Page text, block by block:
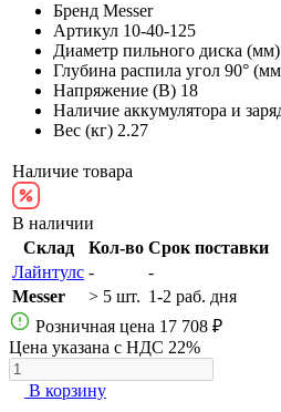
Бренд Messer
Артикул 10-40-125
Диаметр пильного диска (мм)
Глубина распила угол 90°
Напряжение (В) 18
Наличие аккумулятора и
Вес (кг) 2.27
Наличие товара
В наличии
Склад
Кол-во Срок поставки
Лайнтулс -
-
Messer
> 5 шт. 1-2 раб. дня
Розничная цена 17 708 ₽
Цена указана с НДС 22%
В корзину